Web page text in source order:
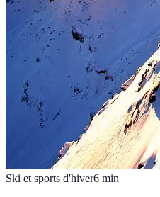
Ski et sports d'hiver6 min